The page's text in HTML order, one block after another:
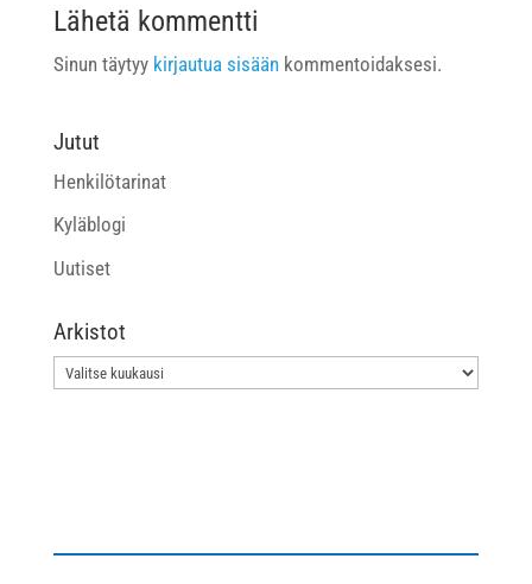
Lähetä kommentti
Sinun täytyy kirjautua sisäänkommentoidaksesi.
Jutut
Henkilötarinat
Kyläblogi
Uutiset
Arkistot
Arkistot